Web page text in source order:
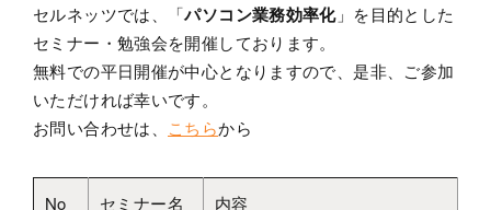
セルネッツでは、「パソコン業務効率化」を目的とした
セミナー・勉強会を開催しております。
無料での平日開催が中心となりますので、是非、ご参加
いただければ幸いです。
お問い合わせは、 こちらから
No セミナー名 内容